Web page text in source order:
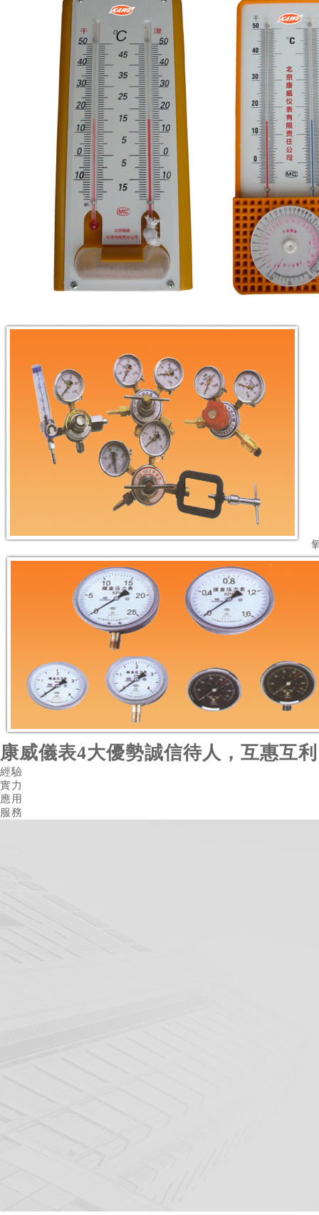
康威儀表4大優勢誠信待人，互惠互利
經驗
實力
應用
服務